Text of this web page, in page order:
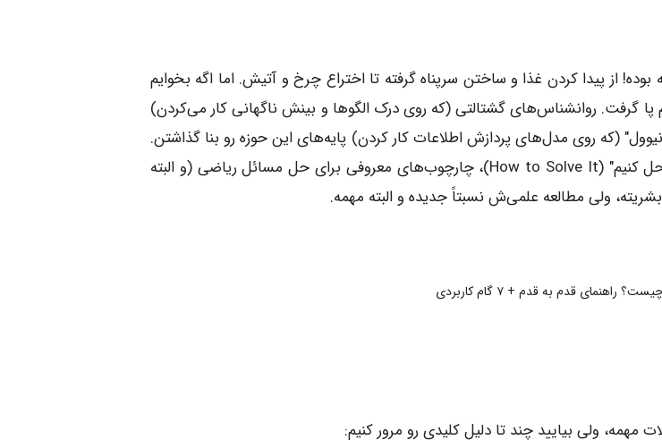
از پیدا کردن غذا و ساختن سرپناه گرفته تا اختراع چرخ و آتیش. اما اگه بخوایم
گرفت. روانشناس‌های گشتالتی‌ (که روی درک الگوها و بینش ناگهانی کار می‌کردن)
(که روی مدل‌های پردازش اطلاعات کار کردن) پایه‌های این حوزه رو بنا گذاشتن.
ریاضیدانی مثل "جورج پولیا" هم با کتاب معروفش "چگونه آن را حل کنیم" (How to Solve It)، چارچوب‌های معروفی برای حل مسائل ریاضی (و البته
ولی مطالعه علمی‌ش نسبتاً جدیده و البته مهمه.
ولی بیایید چند تا دلیل کلیدی رو مرور کنیم: